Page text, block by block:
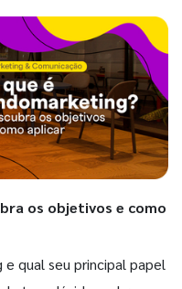
os objetivos e como
qual seu principal papel